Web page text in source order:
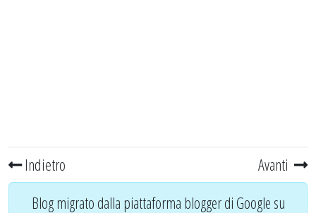
Indietro Avanti
Blog migrato dalla piattaforma blogger di Google su